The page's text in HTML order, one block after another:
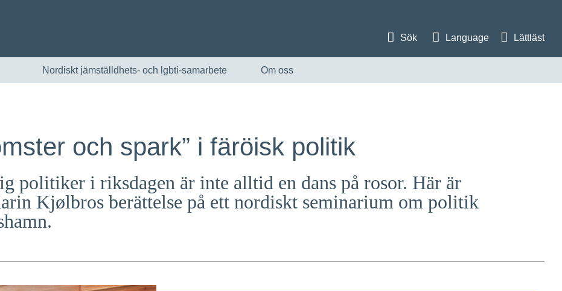
English
Sök Language Lättläst
Nordiskt jämställdhets- och lgbti-samarbete Om oss
och spark” i färöisk politik
politiker i riksdagen är inte alltid en dans på rosor. Här är
Kjølbros berättelse på ett nordiskt seminarium om politik